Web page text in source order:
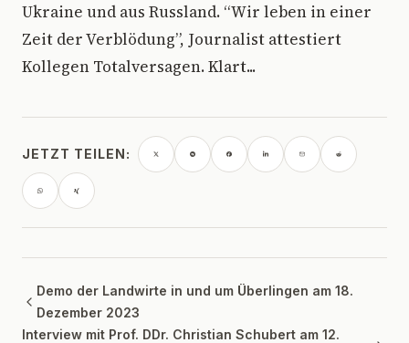
Ukraine und aus Russland. “Wir leben in einer
Zeit der Verblödung”, Journalist attestiert
Kollegen Totalversagen. Klart...
JETZT TEILEN:
Demo der Landwirte in und um Überlingen am 18.
Dezember 2023
Interview mit Prof. DDr. Christian Schubert am 12.